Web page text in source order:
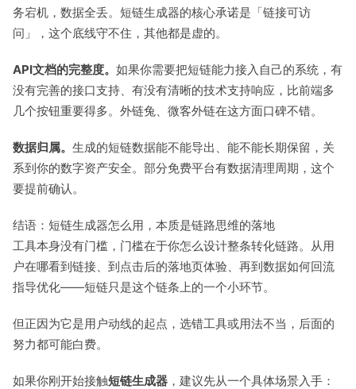
务宕机，数据全丢。短链生成器的核心承诺是「链接可访
问」，这个底线守不住，其他都是虚的。
API文档的完整度。 如果你需要把短链能力接入自己的系统，有
没有完善的接口支持、有没有清晰的技术支持响应，比前端多
几个按钮重要得多。外链兔、微客外链在这方面口碑不错。
数据归属。 生成的短链数据能不能导出、能不能长期保留，关
系到你的数字资产安全。部分免费平台有数据清理周期，这个
要提前确认。
结语：短链生成器怎么用，本质是链路思维的落地
工具本身没有门槛，门槛在于你怎么设计整条转化链路。从用
户在哪看到链接、到点击后的落地页体验、再到数据如何回流
指导优化——短链只是这个链条上的一个小环节。
但正因为它是用户动线的起点，选错工具或用法不当，后面的
努力都可能白费。
如果你刚开始接触短链生成器 ，建议先从一个具体场景入手：